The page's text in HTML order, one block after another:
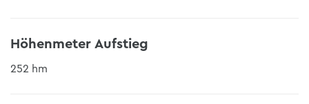
Höhenmeter Aufstieg
252 hm